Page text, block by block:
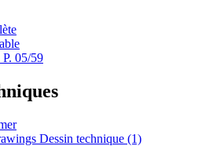
05/59
Dessin technique (1)